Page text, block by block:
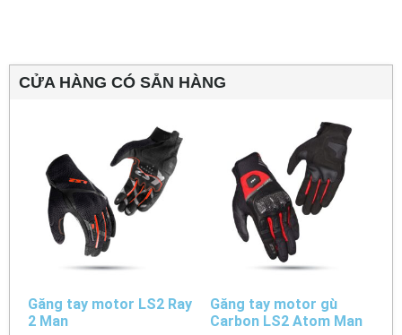
CỬA HÀNG CÓ SẴN HÀNG
Găng tay motor LS2 Ray
2 Man
Găng tay motor gù
Carbon LS2 Atom Man